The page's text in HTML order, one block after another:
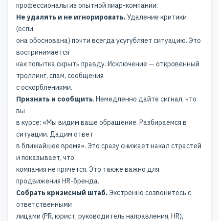
профессионалы из опытной пиар-компании.
Не удалять и не игнорировать.Удаление критики
(если
она обоснована) почти всегда усугубляет ситуацию. Это
воспринимается
как попытка скрыть правду. Исключение — откровенный
троллинг, спам, сообщения
с оскорблениями.
Признать и сообщить. Немедленно дайте сигнал, что
вы
в курсе: «Мы видим ваше обращение. Разбираемся в
ситуации. Дадим ответ
в ближайшее время». Это сразу снижает накал страстей
и показывает, что
компания не прячется. Это также важно для
продвижения HR-бренда.
Собрать кризисный штаб.Экстренно созвонитесь с
ответственными
лицами (PR, юрист, руководитель направления, HR),